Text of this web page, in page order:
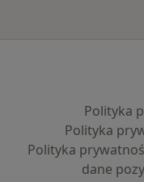
Polityka
Polityka
Polityka
dane